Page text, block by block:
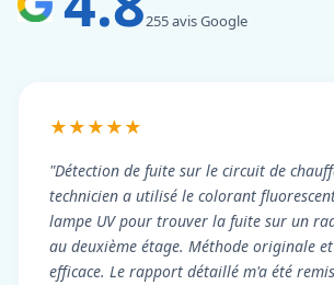
255 avis Google
★★★★★
"Détection de fuite sur le circuit de
technicien a utilisé le colorant
lampe UV pour trouver la fuite sur un
au deuxième étage. Méthode originale et
efficace. Le rapport détaillé m'a été